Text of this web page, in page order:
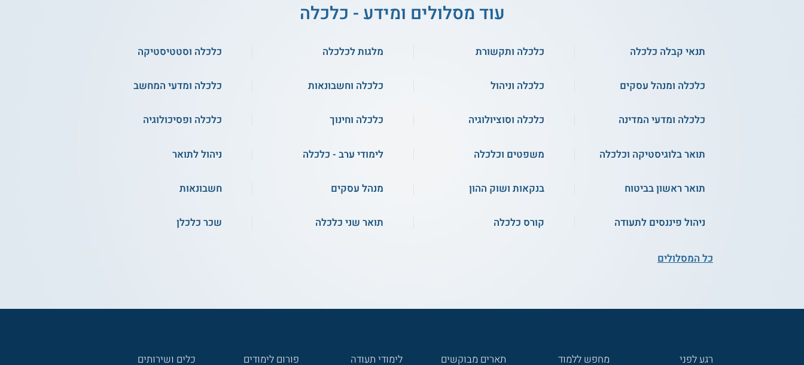
עוד מסלולים ומידע - כלכלה
תנאי קבלה כלכלה כלכלה ותקשורת מלגות לכלכלה כלכלה וסטטיסטיקה
כלכלה ומנהל עסקים כלכלה וניהול כלכלה וחשבונאות כלכלה ומדעי המחשב
כלכלה ומדעי המדינה כלכלה וסוציולוגיה כלכלה וחינוך כלכלה ופסיכולוגיה
תואר בלוגיסטיקה וכלכלה משפטים וכלכלה לימודי ערב - כלכלה ניהול לתואר
תואר ראשון בביטוח בנקאות ושוק ההון מנהל עסקים חשבונאות
ניהול פיננסים לתעודה קורס כלכלה תואר שני כלכלה שכר כלכלן
כל המסלולים
רגע לפני מחפש ללמוד תארים מבוקשים לימודי תעודה פורום לימודים כלים ושירותים